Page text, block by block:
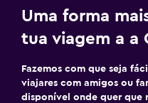
Uma forma
tua viagem a a
Fazemos com que seja
viajares com amigos ou
disponível onde quer que